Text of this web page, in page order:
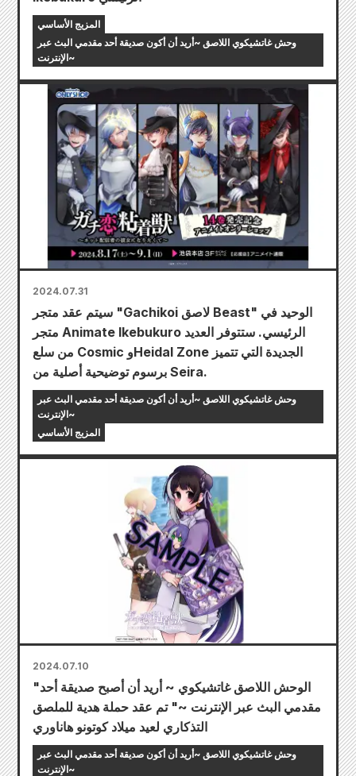
المزيج الأساسي
وحش غاتشيكوي اللاصق ~أريد أن أكون صديقة أحد مقدمي البث عبر
الإنترنت~
2024.07.31
سيتم عقد متجر "Gachikoi لاصق Beast" الوحيد في
متجر Animate Ikebukuro الرئيسي. ستتوفر العديد
من سلع Cosmic وHeidal Zone الجديدة التي تتميز
برسوم توضيحية أصلية من Seira.
وحش غاتشيكوي اللاصق ~أريد أن أكون صديقة أحد مقدمي البث عبر
الإنترنت~
المزيج الأساسي
2024.07.10
"الوحش اللاصق غاتشيكوي ~ أريد أن أصبح صديقة أحد
مقدمي البث عبر الإنترنت ~" تم عقد حملة هدية للملصق
التذكاري لعيد ميلاد كوتونو هاناوري
وحش غاتشيكوي اللاصق ~أريد أن أكون صديقة أحد مقدمي البث عبر
الإنترنت~